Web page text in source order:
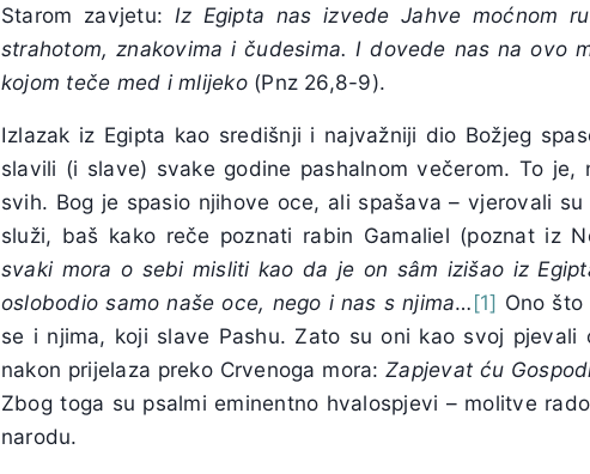
Starom zavjetu: Iz Egipta nas izvede Jahve moćnom
strahotom, znakovima i čudesima. I dovede nas na ovo
kojom teče med i mlijeko(Pnz 26,8-9).
Izlazak iz Egipta kao središnji i najvažniji dio Božjeg
slavili (i slave) svake godine pashalnom večerom. To
svih. Bog je spasio njihove oce, ali spašava – vjerovali
služi, baš kako reče poznati rabin Gamaliel (poznat iz
svaki mora o sebi misliti kao da je on sâm izišao iz
oslobodio samo naše oce, nego i nas s njima…[1] Ono
se i njima, koji slave Pashu. Zato su oni kao svoj
nakon prijelaza preko Crvenoga mora:Zapjevat ću
Zbog toga su psalmi eminentno hvalospjevi – molitve
narodu.